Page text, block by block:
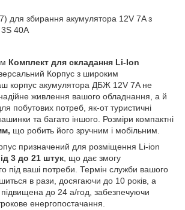
для збирання акумулятора 12V 7A з
40A
Комплект для складання Li-Ion
Корпус з широким
корпус акумулятора ДБЖ 12V 7A не
надійне живлення вашого обладнання, а й
побутових потреб, як-от туристичні
та багато іншого. Розміри компактні
що робить його зручним і мобільним.
призначений для розміщення Li-ion
3 до 21 штук , що дає змогу
під ваші потреби. Термін служби вашого
в рази, досягаючи до 10 років, а
до 24 а/год, забезпечуючи
енергопостачання.